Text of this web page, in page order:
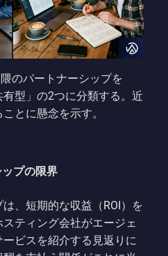
のパートナーシップを
有型」の2つに分類する。近
とに懸念を示す。
プの限界
、短期的な収益（ROI）を
ティング会社がエージェ
ビスを紹介する見返りに